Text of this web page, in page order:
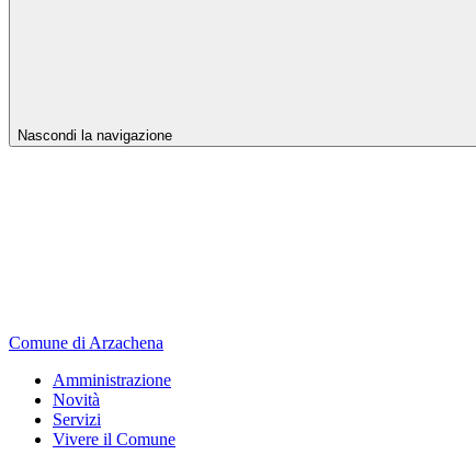
Nascondi la navigazione
Comune di Arzachena
Amministrazione
Novità
Servizi
Vivere il Comune